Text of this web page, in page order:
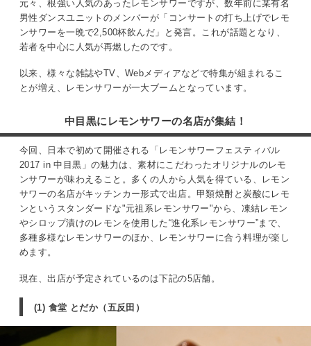
元々、根強い人気のあったレモンサワーですが、数年前に某有名
男性ダンスユニットのメンバーが「コンサートの打ち上げでレモ
ンサワーを一晩で2,500杯飲んだ」と発言。これが話題となり、
若者を中心に人気が再燃したのです。
以来、様々な雑誌やTV、Webメディアなどで特集が組まれるこ
とが増え、レモンサワーが一大ブームとなっています。
中目黒にレモンサワーの名店が集結！
今回、日本で初めて開催される「レモンサワーフェスティバル
2017 in 中目黒」の魅力は、素材にこだわったオリジナルのレモ
ンサワーが味わえること。多くの人から人気を得ている、レモン
サワーの名店がキッチンカー形式で出店。甲類焼酎と炭酸にレモ
ンというスタンダードな"元祖系レモンサワー"から、凍結レモン
やシロップ漬けのレモンを使用した“進化系レモンサワー”まで、
多種多様なレモンサワーのほか、レモンサワーに合う料理が楽し
めます。
現在、出店が予定されているのは下記の5店舗。
(1) 食堂 とだか（五反田）